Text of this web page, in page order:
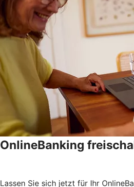
OnlineBanking
Lassen Sie sich jetzt für Ihr